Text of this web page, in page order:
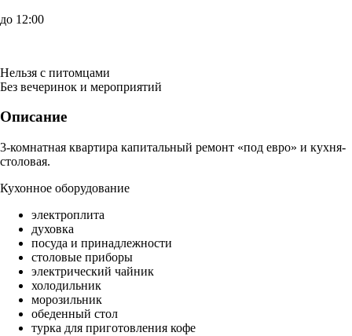
до 12:00
Нельзя с питомцами
Без вечеринок и мероприятий
Описание
3-комнатная квартира капитальный ремонт «под евро» и кухня-
столовая.
Кухонное оборудование
электроплита
духовка
посуда и принадлежности
столовые приборы
электрический чайник
холодильник
морозильник
обеденный стол
турка для приготовления кофе